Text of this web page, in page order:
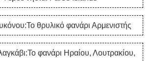
θρυλικό φανάρι Αρμενιστής
φανάρι Ηραίου, Λουτρακίου,